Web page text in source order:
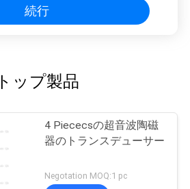
続行
トップ製品
4 Piececsの超音波陶磁
器のトランスデューサー
Negotation MOQ:1 pc